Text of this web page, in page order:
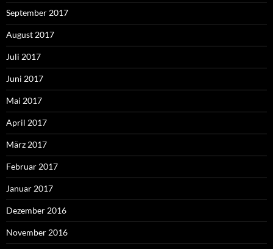
September 2017
August 2017
Juli 2017
Juni 2017
Mai 2017
April 2017
März 2017
Februar 2017
Januar 2017
Dezember 2016
November 2016